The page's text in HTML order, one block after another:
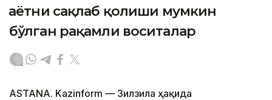
Ҳаётни сақлаб қолиши мумкин
бўлган рақамли воситалар
ASTANA. Kazinform — Зилзила ҳақида